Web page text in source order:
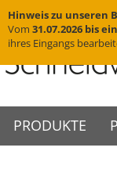
Hinweis zu unseren
Vom 31.07.2026 bis
ihres Eingangs
PRODUKTE